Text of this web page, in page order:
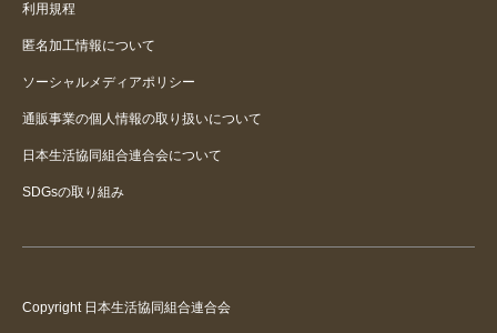
利用規程
匿名加工情報について
ソーシャルメディアポリシー
通販事業の個人情報の取り扱いについて
日本生活協同組合連合会について
SDGsの取り組み
Copyright 日本生活協同組合連合会